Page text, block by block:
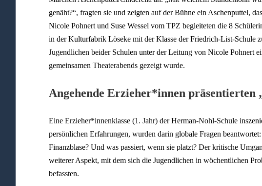
genäht?“, fragten sie und zeigten auf der Bühne ein Aschenputtel,
Nicole Pohnert und Suse Wessel vom TPZ begleiteten die 8
in der Kulturfabrik Löseke mit der Klasse der Friedrich-List-Schule
Jugendlichen beider Schulen unter der Leitung von Nicole Pohnert
gemeinsamen Theaterabends gezeigt wurde.
Angehende Erzieher*innen präsentierten
Eine Erzieher*innenklasse (1. Jahr) der Herman-Nohl-Schule
persönlichen Erfahrungen, wurden darin globale Fragen
Finanzblase? Und was passiert, wenn sie platzt? Der kritische
weiterer Aspekt, mit dem sich die Jugendlichen in wöchentlichen
befassten.